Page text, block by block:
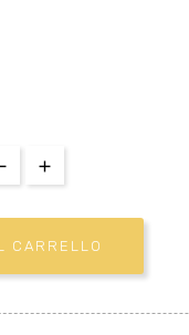
CARRELLO